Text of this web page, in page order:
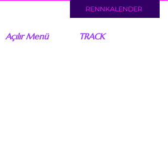
RENNKALENDER
Açılır Menü TRACK